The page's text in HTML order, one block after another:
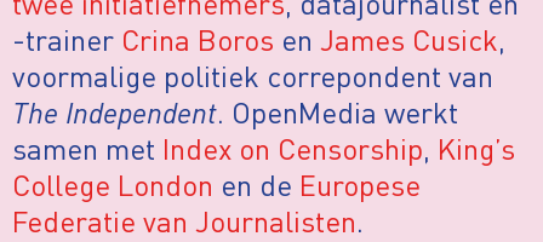
-trainer Crina Boros en James Cusick,
voormalige politiek correpondent van
The Independent. OpenMedia werkt
samen met Index on Censorship, King’s
College London en de Europese
Federatie van Journalisten.